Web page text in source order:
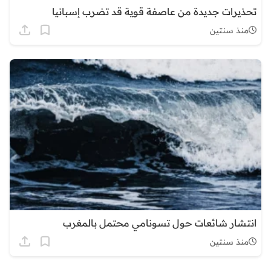
تحذيرات جديدة من عاصفة قوية قد تضرب إسبانيا
منذ سنتين
انتشار شائعات حول تسونامي محتمل بالمغرب
منذ سنتين